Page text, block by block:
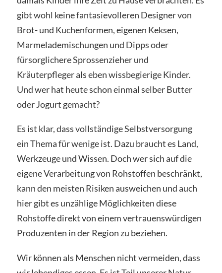
gibt wohl keine fantasievolleren Designer von
Brot- und Kuchenformen, eigenen Keksen,
Marmelademischungen und Dipps oder
fürsorglichere Sprossenzieher und
Kräuterpfleger als eben wissbegierige Kinder.
Und wer hat heute schon einmal selber Butter
oder Jogurt gemacht?
Es ist klar, dass vollständige Selbstversorgung
ein Thema für wenige ist. Dazu braucht es Land,
Werkzeuge und Wissen. Doch wer sich auf die
eigene Verarbeitung von Rohstoffen beschränkt,
kann den meisten Risiken ausweichen und auch
hier gibt es unzählige Möglichkeiten diese
Rohstoffe direkt von einem vertrauenswürdigen
Produzenten in der Region zu beziehen.
Wir können als Menschen nicht vermeiden, dass